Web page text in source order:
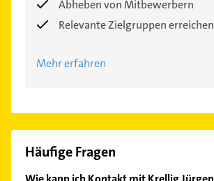
Abheben von Mitbewerbern
Relevante Zielgruppen erreichen
Mehr erfahren
Häufige Fragen